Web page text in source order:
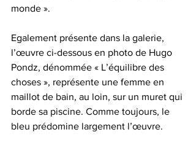
monde ».
Egalement présente dans la galerie,
l’œuvre ci-dessous en photo de Hugo
Pondz, dénommée « L’équilibre des
choses », représente une femme en
maillot de bain, au loin, sur un muret qui
borde sa piscine. Comme toujours, le
bleu prédomine largement l’œuvre.